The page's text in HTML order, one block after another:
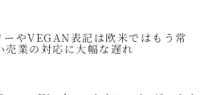
ーやVEGAN表記は欧米ではもう常
売業の対応に大幅な遅れ